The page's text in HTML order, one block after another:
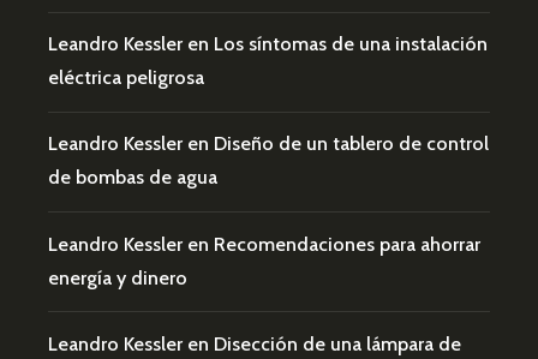
Leandro Kessler en Los síntomas de una instalación
eléctrica peligrosa
Leandro Kessler en Diseño de un tablero de control
de bombas de agua
Leandro Kessler en Recomendaciones para ahorrar
energía y dinero
Leandro Kessler en Disección de una lámpara de